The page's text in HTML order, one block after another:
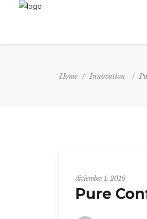
Home / Innovation /
diciembre 1, 2016
Pure